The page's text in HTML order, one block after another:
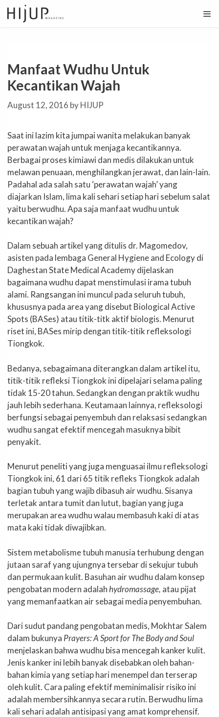
Skip
to
content
Manfaat Wudhu Untuk
Kecantikan Wajah
August 12, 2016 byHIJUP
Saat ini lazim kita jumpai wanita melakukan banyak
perawatan wajah untuk menjaga kecantikannya.
Berbagai proses kimiawi dan medis dilakukan untuk
melawan penuaan, menghilangkan jerawat, dan lain-lain.
Padahal ada salah satu ‘perawatan wajah’ yang
diajarkan Islam, lima kali sehari setiap hari sebelum salat
yaitu berwudhu. Apa saja manfaat wudhu untuk
kecantikan wajah?
Dalam sebuah artikel yang ditulis dr. Magomedov,
asisten pada lembaga General Hygiene and Ecology di
Daghestan State Medical Academy dijelaskan
bagaimana wudhu dapat menstimulasi irama tubuh
alami. Rangsangan ini muncul pada seluruh tubuh,
khususnya pada area yang disebut Biological Active
Spots (BASes) atau titik-titk aktif biologis. Menurut
riset ini, BASes mirip dengan titik-titik refleksologi
Tiongkok.
Bedanya, sebagaimana diterangkan dalam artikel itu,
titik-titik refleksi Tiongkok ini dipelajari selama paling
tidak 15-20 tahun. Sedangkan dengan praktik wudhu
jauh lebih sederhana. Keutamaan lainnya, refleksologi
berfungsi sebagai penyembuh dan relaksasi sedangkan
wudhu sangat efektif mencegah masuknya bibit
penyakit.
Menurut peneliti yang juga menguasai ilmu refleksologi
Tiongkok ini, 61 dari 65 titik refleks Tiongkok adalah
bagian tubuh yang wajib dibasuh air wudhu. Sisanya
terletak antara tumit dan lutut, bagian yang juga
merupakan area wudhu walau membasuh kaki di atas
mata kaki tidak diwajibkan.
Sistem metabolisme tubuh manusia terhubung dengan
jutaan saraf yang ujungnya tersebar di sekujur tubuh
dan permukaan kulit. Basuhan air wudhu dalam konsep
pengobatan modern adalahhydromassage, atau pijat
yang memanfaatkan air sebagai media penyembuhan.
Dari sudut pandang pengobatan medis, Mokhtar Salem
dalam bukunya Prayers: A Sport for The Body and Soul
menjelaskan bahwa wudhu bisa mencegah kanker kulit.
Jenis kanker ini lebih banyak disebabkan oleh bahan-
bahan kimia yang setiap hari menempel dan terserap
oleh kulit. Cara paling efektif meminimalisir risiko ini
adalah membersihkannya secara rutin. Berwudhu lima
kali sehari adalah antisipasi yang amat komprehensif.